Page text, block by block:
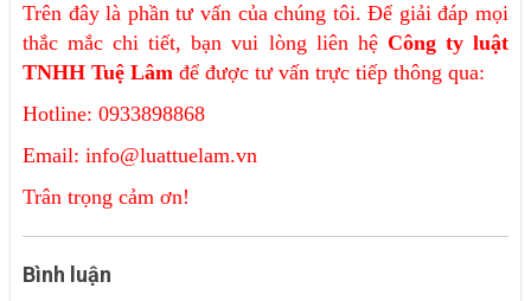
Trên đây là phần tư vấn của chúng tôi. Để giải đáp mọi
thắc mắc chi tiết, bạn vui lòng liên hệ Công ty luật
TNHH Tuệ Lâm để được tư vấn trực tiếp thông qua:
Hotline: 0933898868
Email: info@luattuelam.vn
Trân trọng cảm ơn!
Bình luận